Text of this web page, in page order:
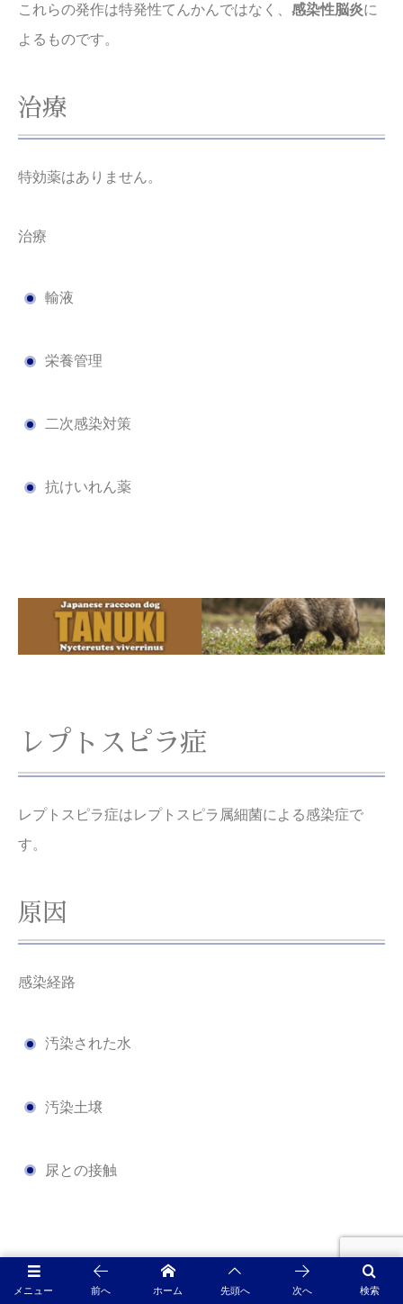
これらの発作は特発性てんかんではなく、 感染性脳炎に
よるものです。
治療
特効薬はありません。
治療
輸液
栄養管理
二次感染対策
抗けいれん薬
レプトスピラ症
レプトスピラ症はレプトスピラ属細菌による感染症で
す。
原因
感染経路
汚染された水
汚染土壌
尿との接触
症状
メニュー 検索
前へ ホーム 先頭へ 次へ